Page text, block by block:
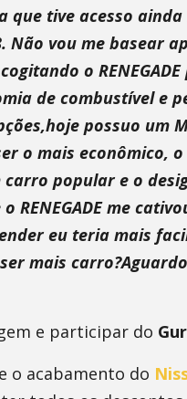
tive acesso
Não vou me basear
o
de combustível e
possuo um
o mais econômico,
carro popular e o
RENEGADE me
eu teria mais
mais
e participar do
o acabamento do